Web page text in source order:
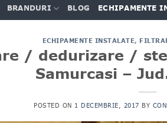
BRANDURI BLOG ECHIPAMENTE
ECHIPAMENTE INSTALATE,
/ dedurizare /
Samurcasi –
POSTED ON 1 DECEMBRIE, 2017 BY